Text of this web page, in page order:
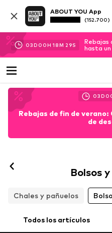
ABOUT YOU App
(152.700)
03D 00H 18M 26S
Rebajas
hasta
03D
Rebajas de fin de
de
Bolsos
Chales y pañuelos
Todos los artículos